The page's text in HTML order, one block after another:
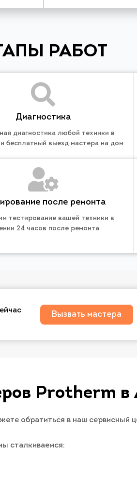
РАБОТ
Диагностика
диагностика любой техники в
бесплатный выезд мастера на дом
после ремонта
тестирование вашей техники в
24 часов после ремонта
Вызвать мастера
Protherm в
обратиться в наш сервисный
сталкиваемся: